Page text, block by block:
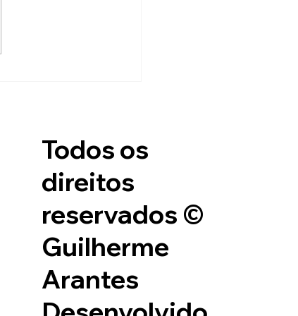
Todos os
direitos
reservados ©
Guilherme
Arantes